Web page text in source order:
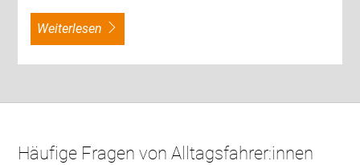
weiterlesen
Häufige Fragen von Alltagsfahrer:innen